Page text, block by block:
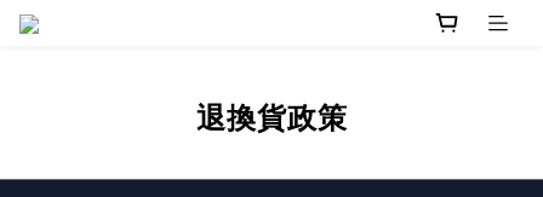
退換貨政策